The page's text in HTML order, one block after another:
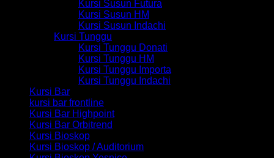
Kursi Susun Futura
Kursi Susun HM
Kursi Susun Indachi
Kursi Tunggu
Kursi Tunggu Donati
Kursi Tunggu HM
Kursi Tunggu Importa
Kursi Tunggu Indachi
Kursi Bar
kursi bar frontline
Kursi Bar Highpoint
Kursi Bar Orbitrend
Kursi Bioskop
Kursi Bioskop / Auditorium